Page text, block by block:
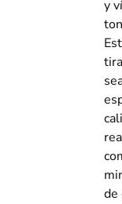
y
de